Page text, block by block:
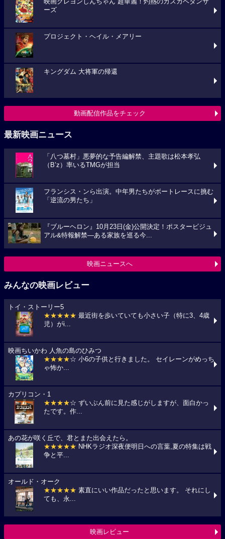
映画クレヨンしんちゃん 超華麗！灼熱のカスカベダンサ
ーズ
プロジェクト・ヘイル・メアリー
キングダム 大将軍の帰還
動画配信作品をチェック
最新映画ニュース
「八つ墓村」悪夢的な予告編解禁、主題歌は松本孝弘
（B’z）率いるTMGが担当
フランシス・ンら出演。中年男たちがボートレースに挑む
「逆流の男たち」
『ブルーヘロン』10月23日(金)公開決定！ポスタービジュ
アル&特報解禁―ある家族を巡る今...
映画ニュースへ
みんなの映画レビュー
トイ・ストーリー5
★★★★★ 最近街を歩いていても小さい子（特に3、4歳
児）がi...
映画ちいかわ 人魚の島のひみつ
★★★★☆ 小6の子供と行きました。 セイレーンがめっち
ゃ怖か...
カプリコン・1
★★★★☆ ずいぶん前に見た感じがしますが、面白かっ
たです。作...
あの花が咲く丘で、君とまた出会えたら。
★★★★★ NHKラジオ深夜便明日への言葉,夏の特集は戦
争と平...
オールド・オーク
★★★★★ 素直にいい作品だったと思います。 それにし
ても、永...
映画レビュー